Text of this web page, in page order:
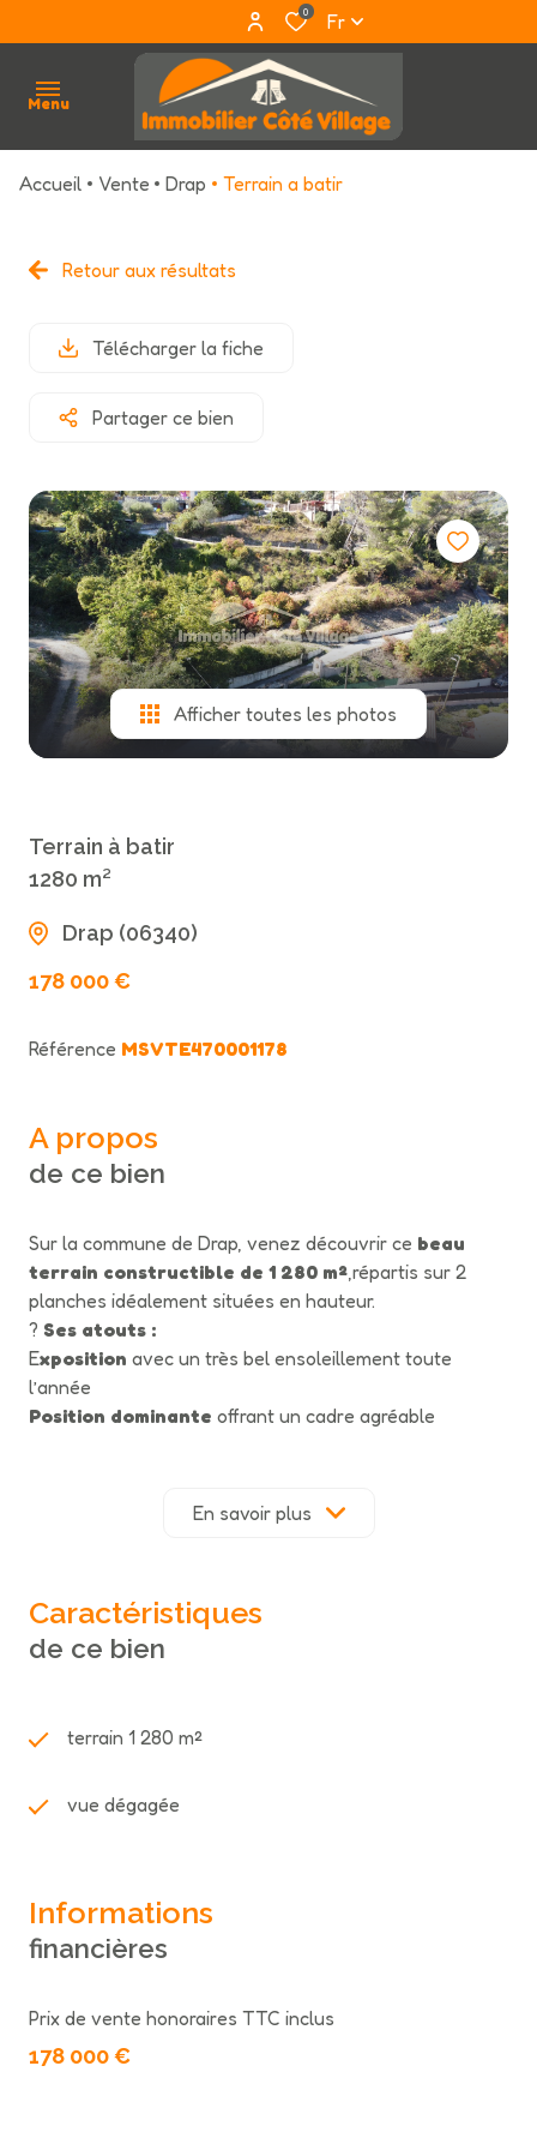
0 Fr
Menu
qui
louer
estimation
avis
actualités
contact
Accueil Vente Drap Terrain a batir
Retour aux résultats
Télécharger la fiche
Partager ce bien
Afficher toutes les photos
Terrain à batir
1280 m²
Drap (06340)
178 000 €
Référence MSVTE470001178
A propos
de ce bien
Sur la commune de Drap, venez découvrir ce beau
terrain constructible de 1 280 m²,répartis sur 2
planches idéalement situées en hauteur.
? Ses atouts :
Exposition avec un très bel ensoleillement toute
l’année
Position dominante offrant un cadre agréable
Permis de construire déjà accordé
104 m2 + abri de ardin et de voiture
lumineux, tout en restant proche des commodités.
En savoir plus
Caractéristiques
de ce bien
terrain 1 280 m²
vue dégagée
Informations
financières
Prix de vente honoraires TTC inclus
178 000 €